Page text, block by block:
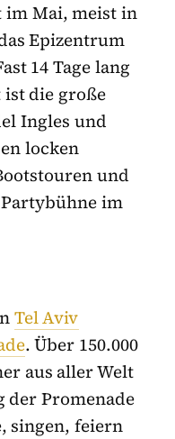
im Mai, meist in
Epizentrum
14 Tage lang
die große
Ingles und
locken
und
im
Tel Aviv
. Über 150.000
aus aller Welt
der Promenade
singen, feiern